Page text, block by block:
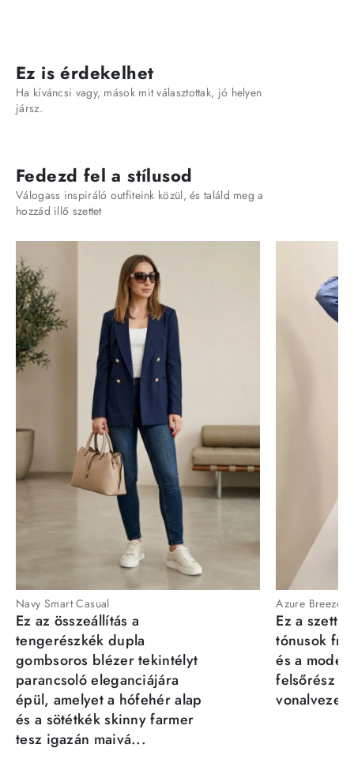
Ez is érdekelhet
Ha kíváncsi vagy, mások mit választottak, jó helyen
jársz.
Fedezd fel a stílusod
Válogass inspiráló outfiteink közül, és találd meg a
hozzád illő szettet
Navy Smart Casual
Ez az összeállítás a
tengerészkék dupla
gombsoros blézer tekintélyt
parancsoló eleganciájára
épül, amelyet a hófehér alap
és a sötétkék skinny farmer
tesz igazán maivá...
Azure Breeze
Ez a szett
tónusok
és a
felsőrész